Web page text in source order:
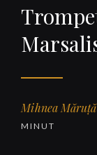
Mihnea Măruță
MINUT